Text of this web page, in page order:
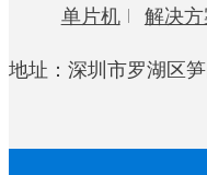
单片机 解决方
地址：深圳市罗湖区